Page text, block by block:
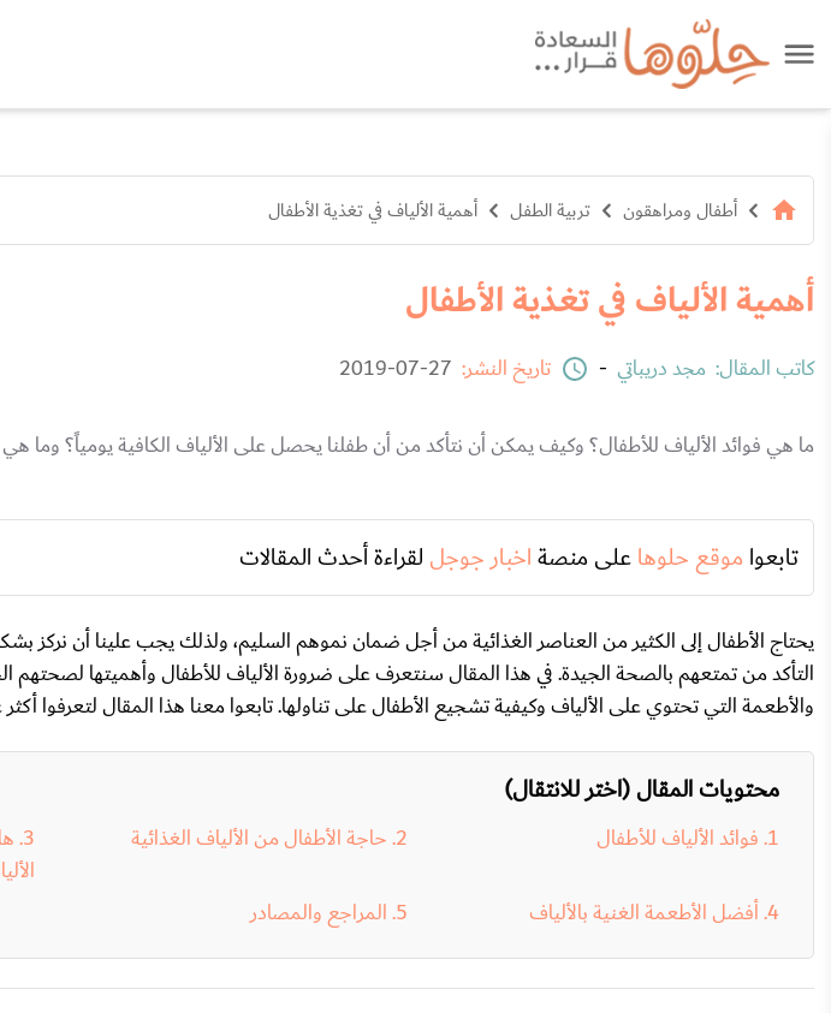
أطفال ومراهقون تربية الطفل أهمية الألياف في تغذية الأطفال
أهمية الألياف في تغذية الأطفال
كاتب المقال: مجد دريباتي - تاريخ النشر: 27-07-2019
ما هي فوائد الألياف للأطفال؟ وكيف يمكن أن نتأكد من أن طفلنا يحصل على الألياف الكافية يومياً؟ وما
تابعوا موقع حلوهاعلى منصةاخبار جوجل لقراءة أحدث المقالات
يحتاج الأطفال إلى الكثير من العناصر الغذائية من أجل ضمان نموهم السليم، ولذلك يجب علينا أن نركز
التأكد من تمتعهم بالصحة الجيدة. في هذا المقال سنتعرف على ضرورة الألياف للأطفال وأهميتها لصحتهم
والأطعمة التي تحتوي على الألياف وكيفية تشجيع الأطفال على تناولها. تابعوا معنا هذا المقال لتعرفوا
محتويات المقال (اختر للانتقال)
فوائد الألياف للأطفال حاجة الأطفال من الألياف الغذائية
أفضل الأطعمة الغنية بالألياف
المراجع والمصادر